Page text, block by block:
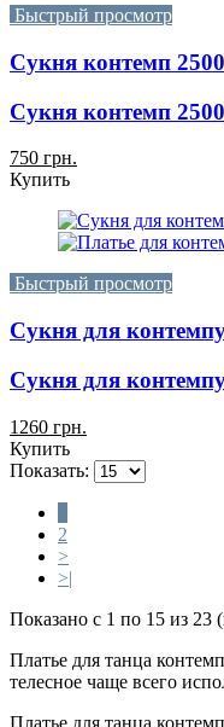
Быстрый просмотр
Сукня контемп 2500
Сукня контемп 2500
750 грн.
Купить
Быстрый просмотр
Сукня для
Сукня для
1260 грн.
Купить
Показать:
2
>
>|
Показано с 1 по 15 из 23
Платье для танца
телесное чаще всего
Платье для танца